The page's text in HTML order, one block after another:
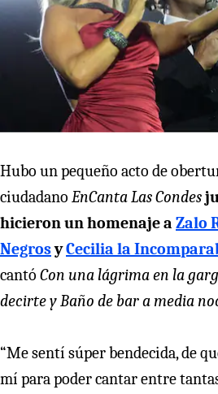
Hubo un pequeño acto de
ciudadano EnCanta Las Condes
hicieron un homenaje a Zalo
NegrosyCecilia la
cantó Con una lágrima en la
decirte y Baño de bar a media
“Me sentí súper bendecida, de
mí para poder cantar entre